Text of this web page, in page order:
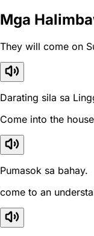
Mga
They will come on
Darating sila sa
Come into the
Pumasok sa bahay.
come to an